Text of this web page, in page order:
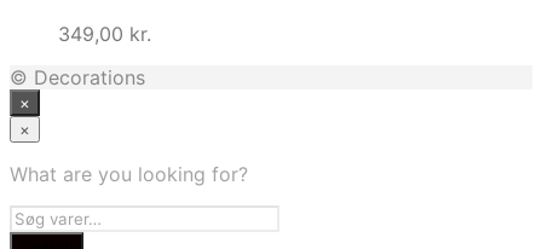
349,00 kr.
© Decorations
×
×
What are you looking for?